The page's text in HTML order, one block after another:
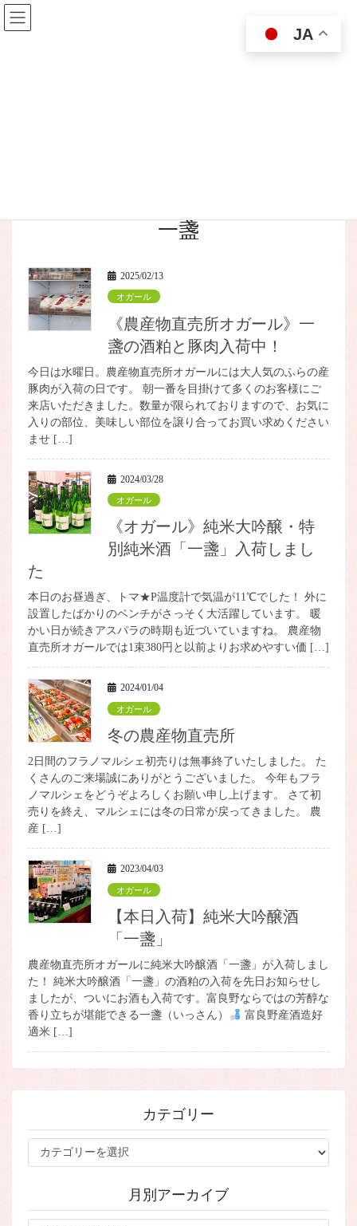
コ
ン
ナ
ビ
一盞
2025/02/13
オガール
《農産物直売所オガール》一
盞の酒粕と豚肉入荷中！
今日は水曜日。農産物直売所オガールには大人気のふらの産
豚肉が入荷の日です。 朝一番を目掛けて多くのお客様にご
来店いただきました。数量が限られておりますので、お気に
入りの部位、美味しい部位を譲り合ってお買い求めください
ませ […]
2024/03/28
オガール
《オガール》純米大吟醸・特
別純米酒「一盞」入荷しまし
た
本日のお昼過ぎ、トマ★P温度計で気温が11℃でした！ 外に
設置したばかりのベンチがさっそく大活躍しています。 暖
かい日が続きアスパラの時期も近づいていますね。 農産物
直売所オガールでは1束380円と以前よりお求めやすい価 […]
2024/01/04
オガール
冬の農産物直売所
2日間のフラノマルシェ初売りは無事終了いたしました。 た
くさんのご来場誠にありがとうございました。 今年もフラ
ノマルシェをどうぞよろしくお願い申し上げます。 さて初
売りを終え、マルシェには冬の日常が戻ってきました。 農
産 […]
2023/04/03
オガール
【本日入荷】純米大吟醸酒
「一盞」
農産物直売所オガールに純米大吟醸酒「一盞」が入荷しまし
た！ 純米大吟醸酒「一盞」の酒粕の入荷を先日お知らせし
ましたが、ついにお酒も入荷です。富良野ならではの芳醇な
香り立ちが堪能できる一盞（いっさん）
富良野産酒造好
適米 […]
カテゴリー
ー
月別アーカイブ
JA